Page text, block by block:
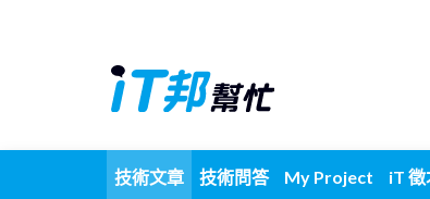
技術文章 技術問答 My Project iT 徵